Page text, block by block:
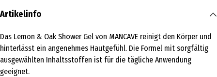
Artikelinfo
Das Lemon & Oak Shower Gel von MANCAVE reinigt den Körper und
hinterlässt ein angenehmes Hautgefühl. Die Formel mit sorgfältig
ausgewählten Inhaltsstoffen ist für die tägliche Anwendung
geeignet.